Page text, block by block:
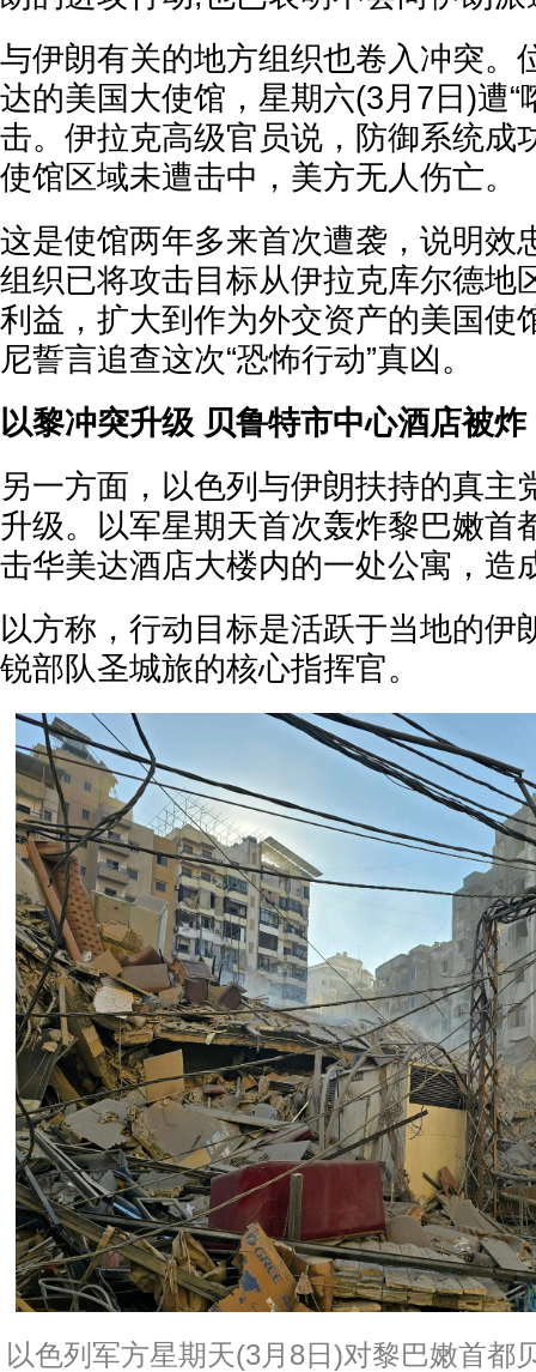
与伊朗有关的地方组织也卷入冲突。
达的美国大使馆，星期六(3月7日)遭“
击。伊拉克高级官员说，防御系统成
使馆区域未遭击中，美方无人伤亡。
这是使馆两年多来首次遭袭，说明效
组织已将攻击目标从伊拉克库尔德地
利益，扩大到作为外交资产的美国使
尼誓言追查这次“恐怖行动”真凶。
以黎冲突升级 贝鲁特市中心酒店被炸
另一方面，以色列与伊朗扶持的真主
升级。以军星期天首次轰炸黎巴嫩首
击华美达酒店大楼内的一处公寓，造
以方称，行动目标是活跃于当地的伊
锐部队圣城旅的核心指挥官。
以色列军方星期天(3月8日)对黎巴嫩首都